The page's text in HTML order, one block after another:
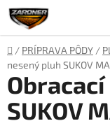
Prejsť
na
obsah
Domov
/ PRÍPRAVA PÔDY /
nesený pluh SUKOV
SUKOV